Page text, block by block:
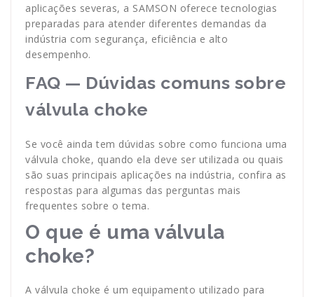
aplicações severas, a SAMSON oferece tecnologias
preparadas para atender diferentes demandas da
indústria com segurança, eficiência e alto
desempenho.
FAQ — Dúvidas comuns sobre
válvula choke
Se você ainda tem dúvidas sobre como funciona uma
válvula choke, quando ela deve ser utilizada ou quais
são suas principais aplicações na indústria, confira as
respostas para algumas das perguntas mais
frequentes sobre o tema.
O que é uma válvula
choke?
A válvula choke é um equipamento utilizado para